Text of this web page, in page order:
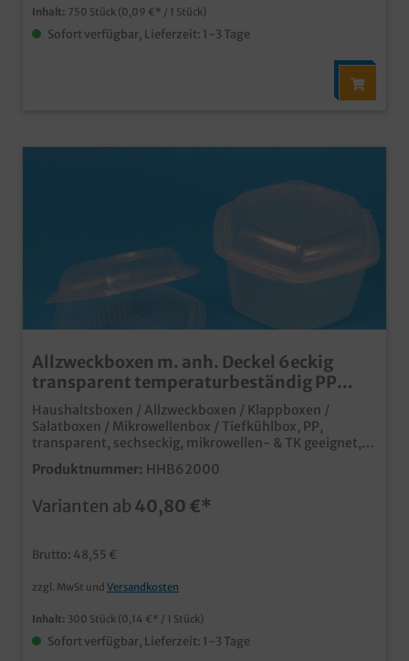
Inhalt: 750 Stück (0,09 €* / 1 Stück)
Sofort verfügbar, Lieferzeit: 1-3 Tage
Allzweckboxen m. anh. Deckel 6eckig
transparent temperaturbeständig PP
recycelbar versch. Größen
Haushaltsboxen / Allzweckboxen / Klappboxen /
Salatboxen / Mikrowellenbox / Tiefkühlbox, PP,
transparent, sechseckig, mikrowellen- & TK geeignet,
verschiedene Größen gemäß Auswahl vielseitig
einsetzbare Klappboxen im sechseckigen Design viele
Salaten, aber auch zur Aufbewahrung von
auch für Flüssigkeiten recycelbar (Entsorgung über
Produktnummer: HHB62000
Varianten ab 40,80 €*
Brutto: 48,55 €
zzgl. MwSt und Versandkosten
Inhalt: 300 Stück (0,14 €* / 1 Stück)
Sofort verfügbar, Lieferzeit: 1-3 Tage